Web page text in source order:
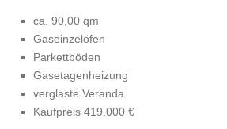
ca. 90,00 qm
Gaseinzelöfen
Parkettböden
Gasetagenheizung
verglaste Veranda
Kaufpreis 419.000 €